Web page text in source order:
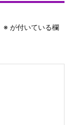
※ が付いている欄